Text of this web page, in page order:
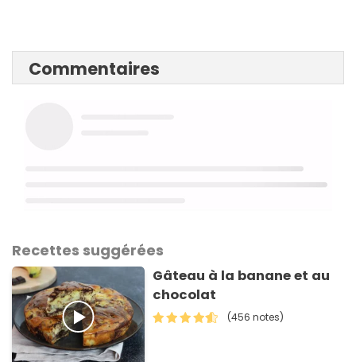
Commentaires
Recettes suggérées
Gâteau à la banane et au
chocolat
(456 notes)